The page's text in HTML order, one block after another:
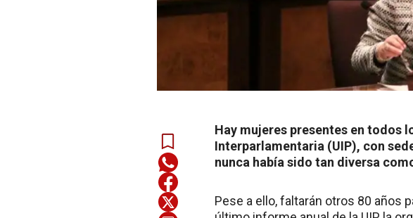
Hay mujeres presentes en todos
Interparlamentaria (UIP), con
nunca había sido tan diversa
Pese a ello, faltarán otros 80 años